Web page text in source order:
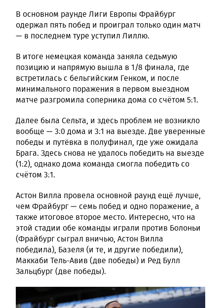
В основном раунде Лиги Европы Фрайбург
одержал пять побед и проиграл только один матч
— в последнем туре уступил Лиллю.
В итоге немецкая команда заняла седьмую
позицию и напрямую вышла в 1/8 финала, где
встретилась с бельгийским Генком, и после
минимального поражения в первом выездном
матче разгромила соперника дома со счётом 5:1.
Далее была Сельта, и здесь проблем не возникло
вообще — 3:0 дома и 3:1 на выезде. Две уверенные
победы и путёвка в полуфинал, где уже ожидала
Брага. Здесь снова не удалось победить на выезде
(1:2), однако дома команда смогла победить со
счётом 3:1.
Астон Вилла провела основной раунд ещё лучше,
чем Фрайбург — семь побед и одно поражение, а
также итоговое второе место. Интересно, что на
этой стадии обе команды играли против Болоньи
(Фрайбург сыграл вничью, Астон Вилла
победила), Базеля (и те, и другие победили),
Маккаби Тель-Авив (две победы) и Ред Булл
Зальцбург (две победы).